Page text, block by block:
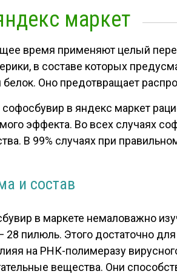
маркет
время применяют целый
в составе которых
Оно предотвращает
в яндекс маркет
эффекта. Во всех случаях
В 99% случаях при
и состав
в маркете немаловажно
28 пилюль. Этого достаточно
на РНК-полимеразу
вещества. Они